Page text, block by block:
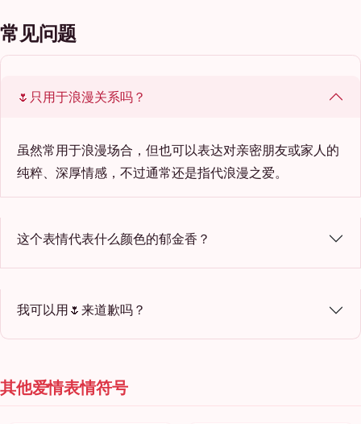
常见问题
🌷只用于浪漫关系吗？
虽然常用于浪漫场合，但也可以表达对亲密朋友或家人的
纯粹、深厚情感，不过通常还是指代浪漫之爱。
这个表情代表什么颜色的郁金香？
我可以用🌷来道歉吗？
其他爱情表情符号